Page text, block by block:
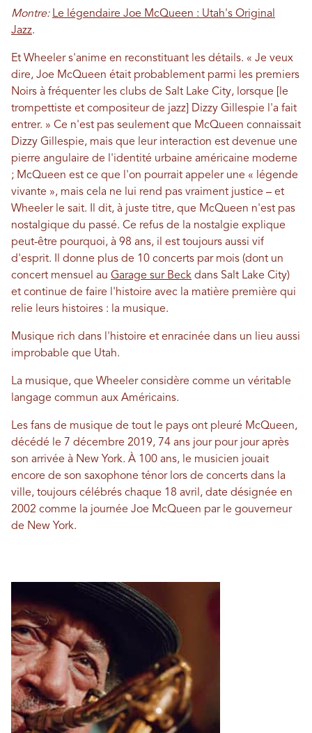
Montre: Le légendaire Joe McQueen : Utah's Original
Jazz.
Et Wheeler s'anime en reconstituant les détails. « Je veux
dire, Joe McQueen était probablement parmi les premiers
Noirs à fréquenter les clubs de Salt Lake City, lorsque [le
trompettiste et compositeur de jazz] Dizzy Gillespie l'a fait
entrer. » Ce n'est pas seulement que McQueen connaissait
Dizzy Gillespie, mais que leur interaction est devenue une
pierre angulaire de l'identité urbaine américaine moderne
; McQueen est ce que l'on pourrait appeler une « légende
vivante », mais cela ne lui rend pas vraiment justice – et
Wheeler le sait. Il dit, à juste titre, que McQueen n'est pas
nostalgique du passé. Ce refus de la nostalgie explique
peut-être pourquoi, à 98 ans, il est toujours aussi vif
d'esprit. Il donne plus de 10 concerts par mois (dont un
concert mensuel au Garage sur Beck dans Salt Lake City)
et continue de faire l'histoire avec la matière première qui
relie leurs histoires : la musique.
Musique rich dans l'histoire et enracinée dans un lieu aussi
improbable que Utah.
La musique, que Wheeler considère comme un véritable
langage commun aux Américains.
Les fans de musique de tout le pays ont pleuré McQueen,
décédé le 7 décembre 2019, 74 ans jour pour jour après
son arrivée à New York. À 100 ans, le musicien jouait
encore de son saxophone ténor lors de concerts dans la
ville, toujours célébrés chaque 18 avril, date désignée en
2002 comme la journée Joe McQueen par le gouverneur
de New York.